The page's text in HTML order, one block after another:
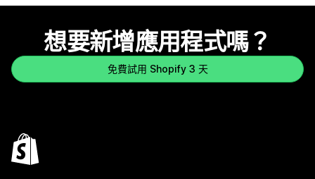
想要新增應用程式嗎？
免費試用 Shopify 3 天